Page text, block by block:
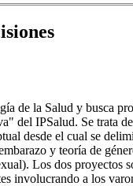
de la Salud y busca
del IPSalud. Se trata
desde el cual se
y teoría de
Los dos
involucrando a los